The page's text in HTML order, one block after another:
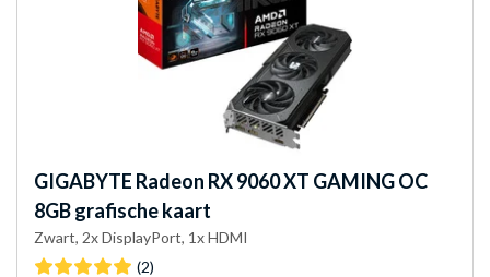
GIGABYTE Radeon RX 9060 XT GAMING OC
8GB grafische kaart
Zwart, 2x DisplayPort, 1x HDMI
(2)